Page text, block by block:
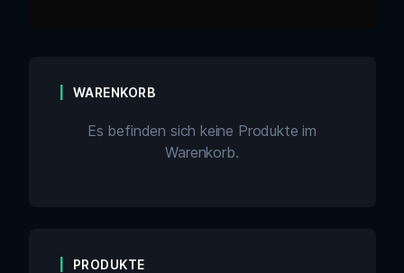
WARENKORB
Es befinden sich keine Produkte im
Warenkorb.
PRODUKTE